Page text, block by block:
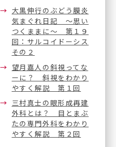
硝子体手術
緑内障手術
斜視手術
眼瞼下垂の治療
（点眼薬と日帰り眼瞼手
術）
内服治療
眼底レーザー治療
硝子体注射
ボツリヌス療法
大黒伸行のぶどう膜炎
気まぐれ日記 ～思い
つくままに～ 第１９
回：サルコイドーシス
その２
望月嘉人の斜視ってな
ーに？ 斜視をわかり
やすく解説 第１回
三村真士の眼形成再建
外科とは？ 目とまぶ
たの専門外科をわかり
やすく解説 第２回